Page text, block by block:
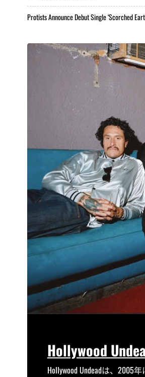
Protists Announce Debut Single ‘Scorched
Hollywood
Hollywood Undeadは、